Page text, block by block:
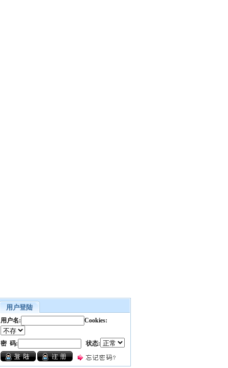
用户登陆
用户名: Cookies:
密 码: 状态: